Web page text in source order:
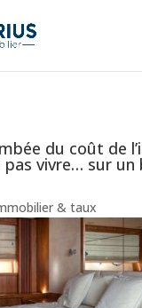
du coût de
vivre… sur un
& taux